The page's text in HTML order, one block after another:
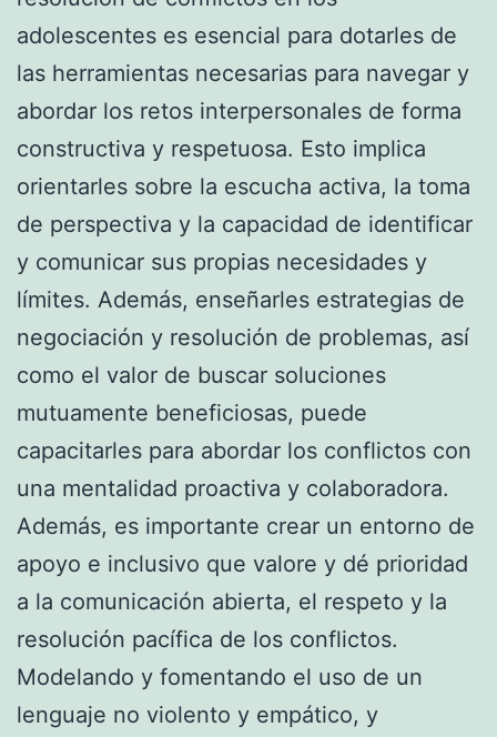
adolescentes es esencial para dotarles de
las herramientas necesarias para navegar y
abordar los retos interpersonales de forma
constructiva y respetuosa. Esto implica
orientarles sobre la escucha activa, la toma
de perspectiva y la capacidad de identificar
y comunicar sus propias necesidades y
límites. Además, enseñarles estrategias de
negociación y resolución de problemas, así
como el valor de buscar soluciones
mutuamente beneficiosas, puede
capacitarles para abordar los conflictos con
una mentalidad proactiva y colaboradora.
Además, es importante crear un entorno de
apoyo e inclusivo que valore y dé prioridad
a la comunicación abierta, el respeto y la
resolución pacífica de los conflictos.
Modelando y fomentando el uso de un
lenguaje no violento y empático, y